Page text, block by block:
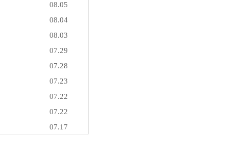
08.05
08.04
08.03
07.29
07.28
07.23
07.22
07.22
07.17